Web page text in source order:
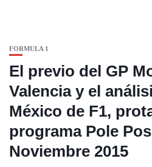
FORMULA 1
El previo del GP
Valencia y el
México de F1,
programa Pole
Noviembre 2015